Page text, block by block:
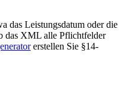
das Leistungsdatum oder die
das XML alle Pflichtfelder
erstellen Sie §14-